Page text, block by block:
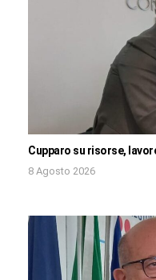
Cupparo su risorse,
8 Agosto 2026